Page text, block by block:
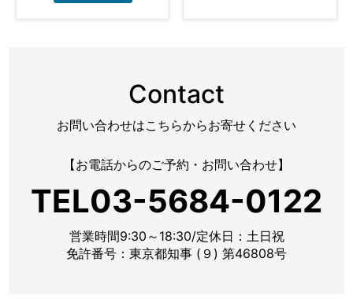
Contact
お問い合わせはこちらからお寄せください
【お電話からのご予約・お問い合わせ】
TEL03-5684-0122
営業時間9:30～18:30/定休日：土日祝
免許番号：東京都知事 (９) 第46808号